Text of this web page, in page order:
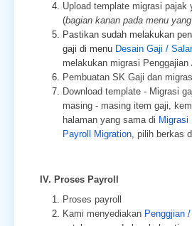
Upload template migrasi pajak
(bagian kanan pada menu
Pastikan sudah melakukan
gaji di menu Desain Gaji /
melakukan migrasi Penggajian
Pembuatan SK Gaji dan
Download template - Migrasi
masing - masing item gaji,
halaman yang sama di Migrasi
Payroll Migration, pilih berkas
IV. Proses Payroll
Proses payroll
Kami menyediakan Penggjian